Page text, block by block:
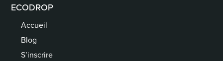
ECODROP
Accueil
Blog
S’inscrire